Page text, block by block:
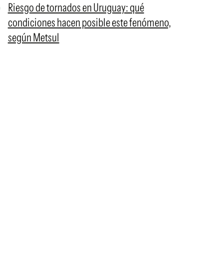
Riesgo de tornados en Uruguay: qué
condiciones hacen posible este fenómeno,
según Metsul